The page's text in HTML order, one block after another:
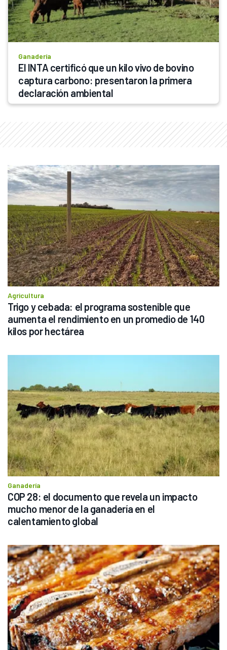
Ganadería
El INTA certificó que un kilo vivo de bovino
captura carbono: presentaron la primera
declaración ambiental
Agricultura
Trigo y cebada: el programa sostenible que
aumenta el rendimiento en un promedio de 140
kilos por hectárea
Ganadería
COP 28: el documento que revela un impacto
mucho menor de la ganadería en el
calentamiento global